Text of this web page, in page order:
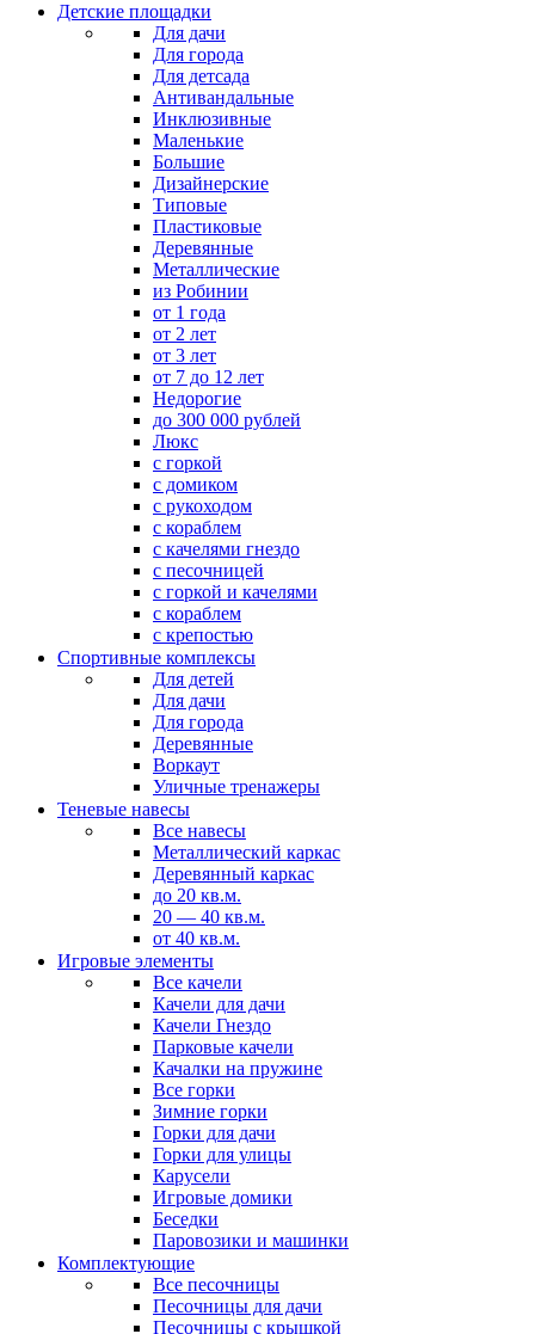
Детские площадки
Для дачи
Для города
Для детсада
Антивандальные
Инклюзивные
Маленькие
Большие
Дизайнерские
Типовые
Пластиковые
Деревянные
Металлические
из Робинии
от 1 года
от 2 лет
от 3 лет
от 7 до 12 лет
Недорогие
до 300 000 рублей
Люкс
с горкой
с домиком
с рукоходом
с кораблем
с качелями гнездо
с песочницей
с горкой и качелями
с кораблем
с крепостью
Спортивные комплексы
Для детей
Для дачи
Для города
Деревянные
Воркаут
Уличные тренажеры
Теневые навесы
Все навесы
Металлический каркас
Деревянный каркас
до 20 кв.м.
20 — 40 кв.м.
от 40 кв.м.
Игровые элементы
Все качели
Качели для дачи
Качели Гнездо
Парковые качели
Качалки на пружине
Все горки
Зимние горки
Горки для дачи
Горки для улицы
Карусели
Игровые домики
Беседки
Паровозики и машинки
Комплектующие
Все песочницы
Песочницы для дачи
Песочницы с крышкой